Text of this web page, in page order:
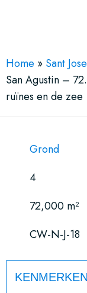
Home » Sant
San Agustin –
ruïnes en de zee
Grond
4
72,000 m²
CW-N-J-18